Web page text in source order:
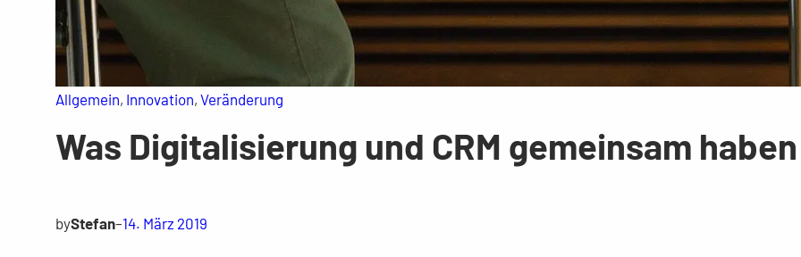
Allgemein, Innovation, Veränderung
Was Digitalisierung und CRM gemeinsam haben
byStefan–14. März 2019